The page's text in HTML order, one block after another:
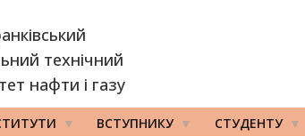
технічний
нафти і газу
ВСТУПНИКУ СТУДЕНТУ